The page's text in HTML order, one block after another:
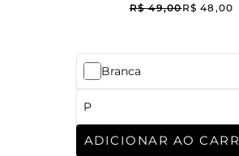
Branca
P
ADICIONAR AO
R$ 49,00R$ 48,00